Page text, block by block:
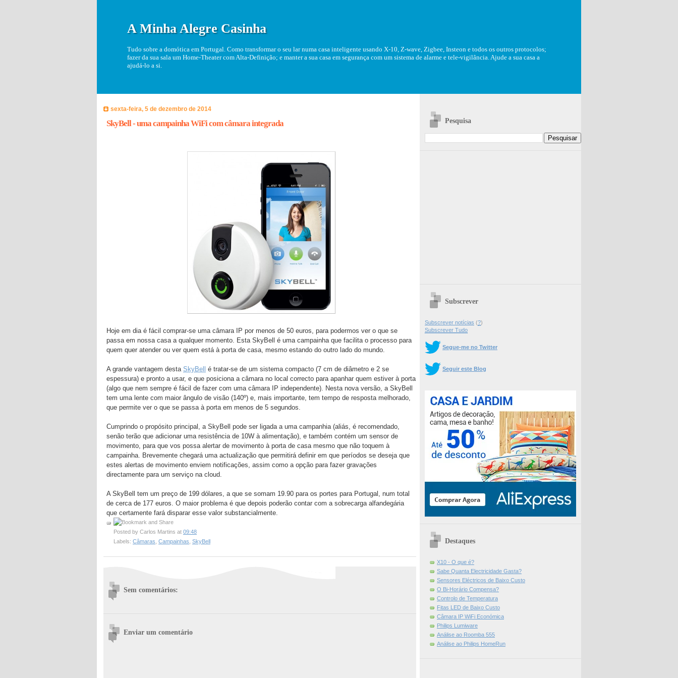
A Minha Alegre Casinha
Tudo sobre a domótica em Portugal. Como transformar o seu lar numa casa inteligente usando X-10, Z-wave, Zigbee, Insteon e todos os outros protocolos;
fazer da sua sala um Home-Theater com Alta-Definição; e manter a sua casa em segurança com um sistema de alarme e tele-vigilância. Ajude a sua casa a
ajudá-lo a si.
sexta-feira, 5 de dezembro de 2014
SkyBell - uma campainha WiFi com câmara integrada
Hoje em dia é fácil comprar-se uma câmara IP por menos de 50 euros, para podermos ver o que se
passa em nossa casa a qualquer momento. Esta SkyBell é uma campainha que facilita o processo para
quem quer atender ou ver quem está à porta de casa, mesmo estando do outro lado do mundo.
A grande vantagem desta SkyBell
é tratar-se de um sistema compacto (7 cm de diâmetro e 2 se
espessura) e pronto a usar, e que posiciona a câmara no local correcto para apanhar quem estiver à porta
(algo que nem sempre é fácil de fazer com uma câmara IP independente). Nesta nova versão, a SkyBell
tem uma lente com maior ângulo de visão (140º) e, mais importante, tem tempo de resposta melhorado,
que permite ver o que se passa à porta em menos de 5 segundos.
Cumprindo o propósito principal, a SkyBell pode ser ligada a uma campanhia (aliás, é recomendado,
senão terão que adicionar uma resistência de 10W à alimentação), e também contém um sensor de
movimento, para que vos possa alertar de movimento à porta de casa mesmo que não toquem à
campainha. Brevemente chegará uma actualização que permitirá definir em que períodos se deseja que
estes alertas de movimento enviem notificações, assim como a opção para fazer gravações
directamente para um serviço na cloud.
A SkyBell tem um preço de 199 dólares, a que se somam 19.90 para os portes para Portugal, num total
de cerca de 177 euros. O maior problema é que depois poderão contar com a sobrecarga alfandegária
que certamente fará disparar esse valor substancialmente.
Posted by Carlos Martins at 09:48
Labels: Câmaras, Campainhas, SkyBell
Sem comentários:
Enviar um comentário
Pesquisa
Subscrever
Subscrever notícias (?)
Subscrever Tudo
Segue-me no Twitter
Seguir este Blog
Destaques
X10 - O que é?
Sabe Quanta Electricidade Gasta?
Sensores Eléctricos de Baixo Custo
O Bi-Horário Compensa?
Controlo de Temperatura
Fitas LED de Baixo Custo
Câmara IP WiFi Económica
Philips Lumiware
Análise ao Roomba 555
Análise ao Philips HomeRun